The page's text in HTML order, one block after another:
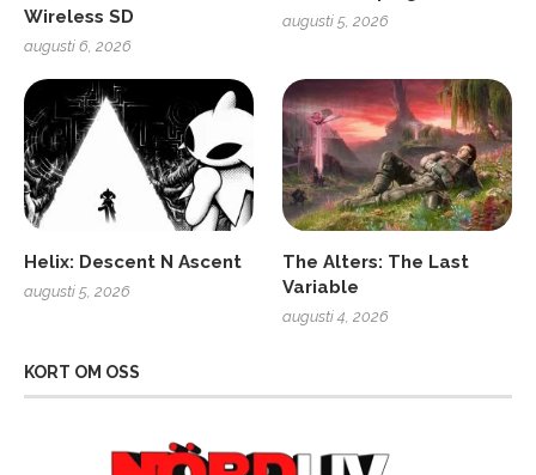
Wireless SD
augusti 6, 2026
augusti 5, 2026
Helix: Descent N Ascent
augusti 5, 2026
The Alters: The Last
Variable
augusti 4, 2026
KORT OM OSS